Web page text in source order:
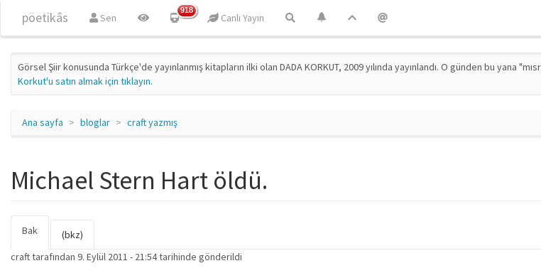
pöetikâs Sen
918
Canlı Yayın
Görsel Şiir konusunda Türkçe'de yayınlanmış kitapların ilki olan DADA KORKUT, 2009 yılında yayınlandı. O günden bu yana
Korkut'u satın almak için tıklayın.
Ana sayfa bloglar craft yazmış
Michael Stern Hart öldü.
Birincil sekmeler
Bak
sekme)
(bkz)
crafttarafından 9. Eylül 2011 - 21:54 tarihinde gönderildi